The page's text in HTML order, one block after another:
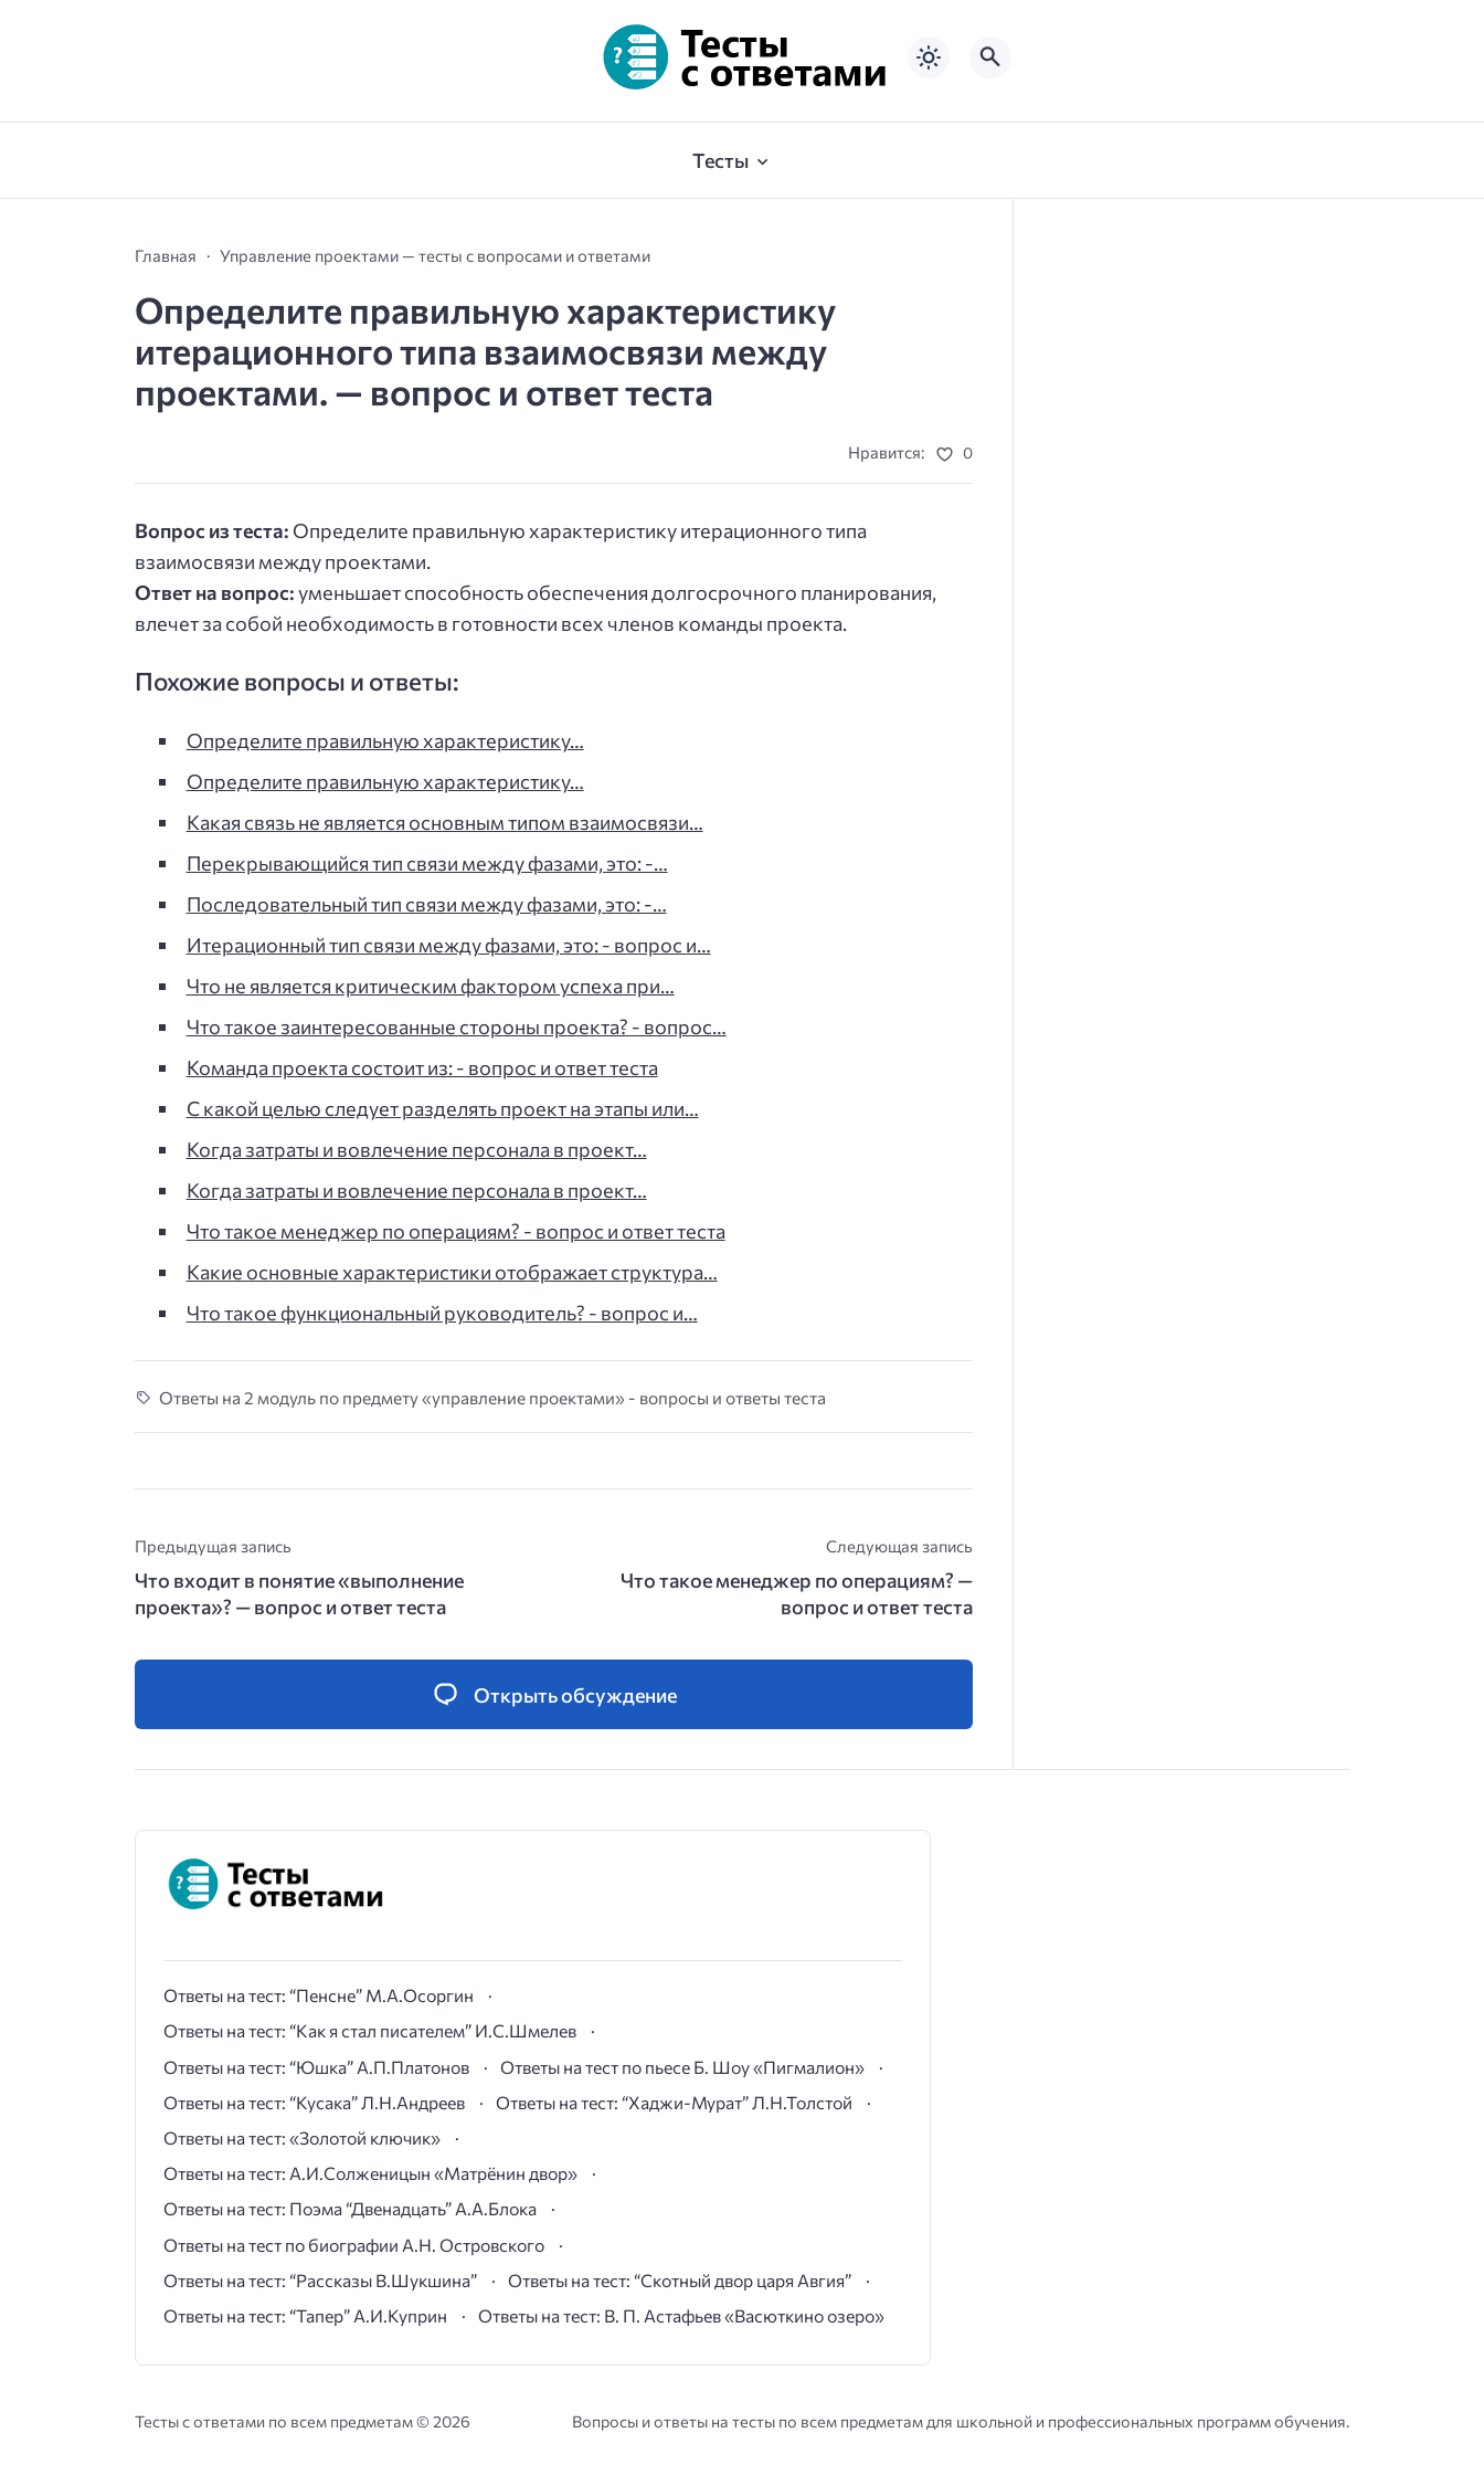
Тесты
Главная Управление проектами — тесты с вопросами и ответами
Определите правильную характеристику
итерационного типа взаимосвязи между
проектами. — вопрос и ответ теста
Нравится: 0
Вопрос из теста: Определите правильную характеристику итерационного типа
взаимосвязи между проектами.
Ответ на вопрос:уменьшает способность обеспечения долгосрочного планирования,
влечет за собой необходимость в готовности всех членов команды проекта.
Похожие вопросы и ответы:
Определите правильную характеристику…
Определите правильную характеристику…
Какая связь не является основным типом взаимосвязи…
Перекрывающийся тип связи между фазами, это: -…
Последовательный тип связи между фазами, это: -…
Итерационный тип связи между фазами, это: - вопрос и…
Что не является критическим фактором успеха при…
Что такое заинтересованные стороны проекта? - вопрос…
Команда проекта состоит из: - вопрос и ответ теста
С какой целью следует разделять проект на этапы или…
Когда затраты и вовлечение персонала в проект…
Когда затраты и вовлечение персонала в проект…
Что такое менеджер по операциям? - вопрос и ответ теста
Какие основные характеристики отображает структура…
Что такое функциональный руководитель? - вопрос и…
Ответы на 2 модуль по предмету «управление проектами» - вопросы и ответы теста
Предыдущая запись
Что входит в понятие «выполнение
проекта»? — вопрос и ответ теста
Следующая запись
Что такое менеджер по операциям? —
вопрос и ответ теста
Открыть обсуждение
Ответы на тест: “Пенсне” М.А.Осоргин
Ответы на тест: “Как я стал писателем” И.С.Шмелев
Ответы на тест: “Юшка” А.П.Платонов
Ответы на тест по пьесе Б. Шоу «Пигмалион»
Ответы на тест: “Кусака” Л.Н.Андреев
Ответы на тест: “Хаджи-Мурат” Л.Н.Толстой
Ответы на тест: «Золотой ключик»
Ответы на тест: А.И.Солженицын «Матрёнин двор»
Ответы на тест: Поэма “Двенадцать” А.А.Блока
Ответы на тест по биографии А.Н. Островского
Ответы на тест: “Рассказы В.Шукшина”
Ответы на тест: “Скотный двор царя Авгия”
Ответы на тест: “Тапер” А.И.Куприн
Ответы на тест: В. П. Астафьев «Васюткино озеро»
Тесты с ответами по всем предметам © 2026 Вопросы и ответы на тесты по всем предметам для школьной и профессиональных программ обучения.